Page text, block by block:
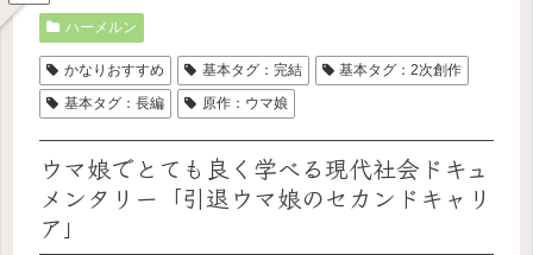
ハーメルン
かなりおすすめ 基本タグ：完結
基本タグ：2次創作
基本タグ：長編
原作：ウマ娘
ウマ娘でとても良く学べる現代社会ドキュ
メンタリー「引退ウマ娘のセカンドキャリ
ア」